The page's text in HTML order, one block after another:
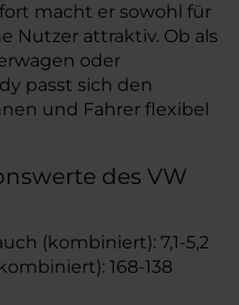
macht er sowohl für
Nutzer attraktiv. Ob als
oder
passt sich den
und Fahrer flexibel
des VW
(kombiniert): 7,1-5,2
168-138